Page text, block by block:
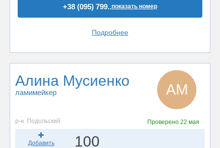
+38 (095) 799..показать номер
Подробнее
Алина Мусиенко
ламимейкер АМ
р-н. Подольский Проверено 22 мая
Добавить
100